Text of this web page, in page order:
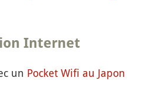
Internet
un Pocket Wifi au Japon